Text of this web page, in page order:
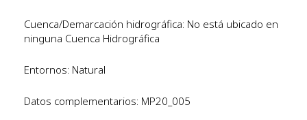
Cuenca/Demarcación hidrográfica: No está ubicado en
ninguna Cuenca Hidrográfica
Entornos: Natural
Datos complementarios: MP20_005